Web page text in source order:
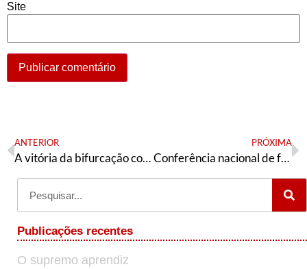
Site
ANTERIOR
A vitória da bifurcação conservadora
PRÓXIMA
Conferência nacional de formação do PT, democracia interna e Alckmin
Publicações recentes
O supremo aprendiz